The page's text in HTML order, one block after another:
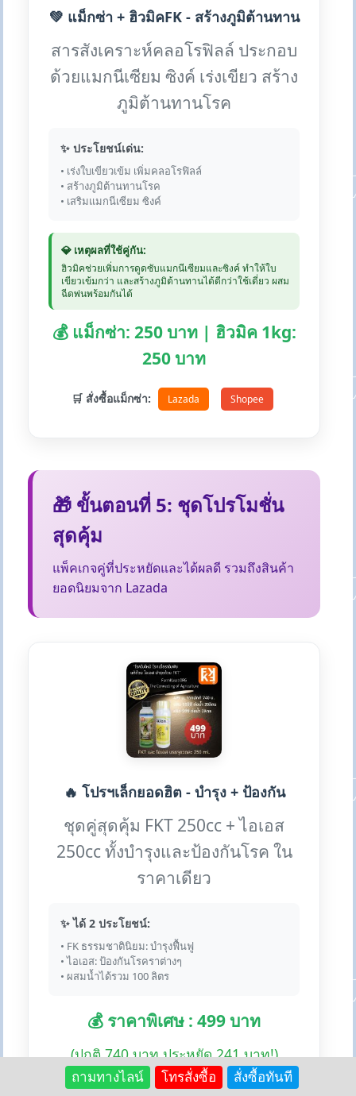
💚 แม็กซ่า + ฮิวมิคFK - สร้างภูมิต้านทาน
สารสังเคราะห์คลอโรฟิลล์ ประกอบ
ด้วยแมกนีเซียม ซิงค์ เร่งเขียว สร้าง
ภูมิต้านทานโรค
✨ ประโยชน์เด่น:
• เร่งใบเขียวเข้ม เพิ่มคลอโรฟิลล์
• สร้างภูมิต้านทานโรค
• เสริมแมกนีเซียม ซิงค์
💎 เหตุผลที่ใช้คู่กัน:
ฮิวมิคช่วยเพิ่มการดูดซับแมกนีเซียมและซิงค์ ทำให้ใบ
เขียวเข้มกว่า และสร้างภูมิต้านทานได้ดีกว่าใช้เดี่ยว ผสม
ฉีดพ่นพร้อมกันได้
💰 แม็กซ่า: 250 บาท | ฮิวมิค 1kg:
250 บาท
🛒 สั่งซื้อแม็กซ่า: Lazada Shopee
🎁 ขั้นตอนที่ 5: ชุดโปรโมชั่น
สุดคุ้ม
แพ็คเกจคู่ที่ประหยัดและได้ผลดี รวมถึงสินค้า
ยอดนิยมจาก Lazada
🔥 โปรฯเล็กยอดฮิต - บำรุง + ป้องกัน
ชุดคู่สุดคุ้ม FKT 250cc + ไอเอส
250cc ทั้งบำรุงและป้องกันโรค ใน
ราคาเดียว
✨ ได้ 2 ประโยชน์:
• FK ธรรมชาตินิยม: บำรุงฟื้นฟู
• ไอเอส: ป้องกันโรคราต่างๆ
• ผสมน้ำได้รวม 100 ลิตร
💰 ราคาพิเศษ : 499 บาท
(ปกติ 740 บาท ประหยัด 241 บาท!)
ถามทางไลน์ โทรสั่งซื้อ สั่งซื้อทันที